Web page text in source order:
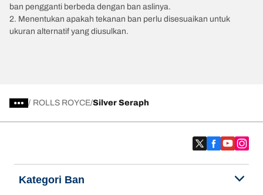
ban pengganti berbeda dengan ban aslinya.
2. Menentukan apakah tekanan ban perlu disesuaikan untuk
ukuran alternatif yang diusulkan.
/ ROLLS ROYCE Silver Seraph
Kategori Ban